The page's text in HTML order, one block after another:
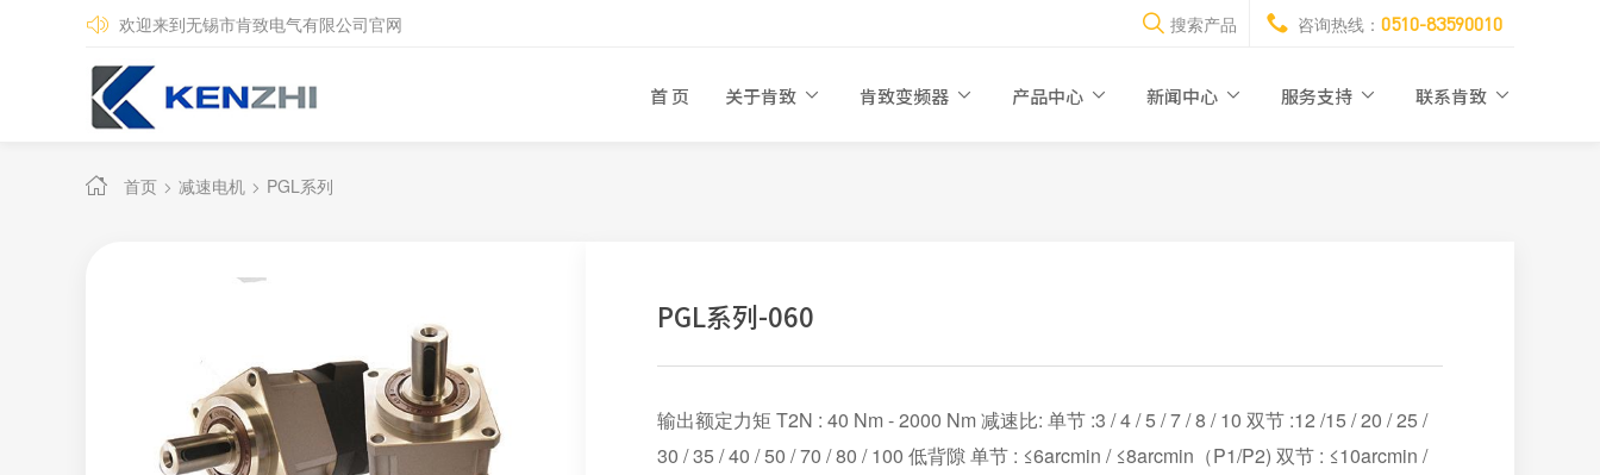
欢迎来到无锡市肯致电气有限公司官网 搜索产品 咨询热线： 0510-83590010
首 页 关于肯致 肯致变频器 产品中心 新闻中心 服务支持 联系肯致
首页 减速电机 PGL系列
PGL系列-060
输出额定力矩 T2N : 40 Nm - 2000 Nm 减速比: 单节 :3 / 4 / 5 / 7 / 8 / 10 双节 :12 /15 / 20 / 25 /
30 / 35 / 40 / 50 / 70 / 80 / 100 低背隙 单节 : ≤6arcmin / ≤8arcmin（P1/P2) 双节 : ≤10arcmin /